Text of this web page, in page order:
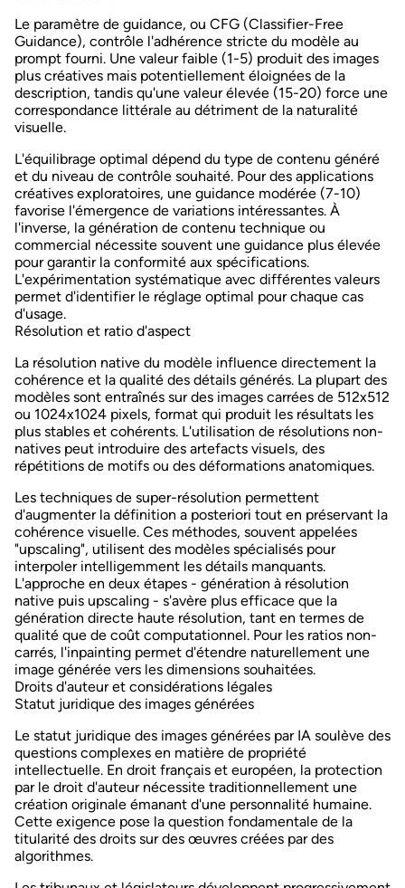
Le paramètre de guidance, ou CFG (Classifier-Free
Guidance), contrôle l'adhérence stricte du modèle au
prompt fourni. Une valeur faible (1-5) produit des images
plus créatives mais potentiellement éloignées de la
description, tandis qu'une valeur élevée (15-20) force une
correspondance littérale au détriment de la naturalité
visuelle.
L'équilibrage optimal dépend du type de contenu généré
et du niveau de contrôle souhaité. Pour des applications
créatives exploratoires, une guidance modérée (7-10)
favorise l'émergence de variations intéressantes. À
l'inverse, la génération de contenu technique ou
commercial nécessite souvent une guidance plus élevée
pour garantir la conformité aux spécifications.
L'expérimentation systématique avec différentes valeurs
permet d'identifier le réglage optimal pour chaque cas
d'usage.
Résolution et ratio d'aspect
La résolution native du modèle influence directement la
cohérence et la qualité des détails générés. La plupart des
modèles sont entraînés sur des images carrées de 512x512
ou 1024x1024 pixels, format qui produit les résultats les
plus stables et cohérents. L'utilisation de résolutions non-
natives peut introduire des artefacts visuels, des
répétitions de motifs ou des déformations anatomiques.
Les techniques de super-résolution permettent
d'augmenter la définition a posteriori tout en préservant la
cohérence visuelle. Ces méthodes, souvent appelées
"upscaling", utilisent des modèles spécialisés pour
interpoler intelligemment les détails manquants.
L'approche en deux étapes - génération à résolution
native puis upscaling - s'avère plus efficace que la
génération directe haute résolution, tant en termes de
qualité que de coût computationnel. Pour les ratios non-
carrés, l'inpainting permet d'étendre naturellement une
image générée vers les dimensions souhaitées.
Droits d'auteur et considérations légales
Statut juridique des images générées
Le statut juridique des images générées par IA soulève des
questions complexes en matière de propriété
intellectuelle. En droit français et européen, la protection
par le droit d'auteur nécessite traditionnellement une
création originale émanant d'une personnalité humaine.
Cette exigence pose la question fondamentale de la
titularité des droits sur des œuvres créées par des
algorithmes.